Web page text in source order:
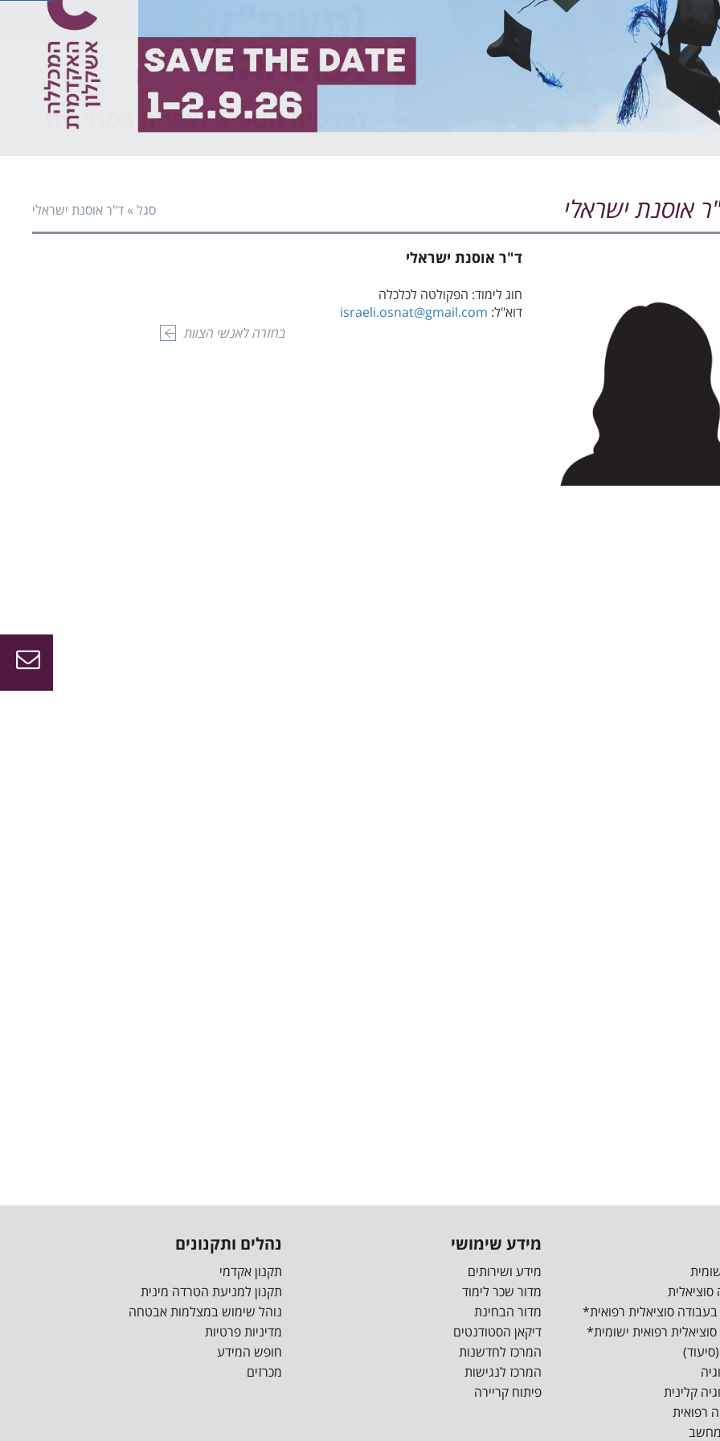
אוסנת ישראלי סגל» ד"ר אוסנת ישראלי
ד"ר אוסנת ישראלי
חוג לימוד: הפקולטה לכלכלה
דוא"ל: israeli.osnat@gmail.com
בחזרה לאנשי הצוות
מידע שימושי
מידע ושירותים
מדור שכר לימוד
מדור הבחינת
דיקאן הסטודנטים
המרכז לחדשנות
המרכז לנגישות
פיתוח קריירה
נהלים ותקנונים
תקנון אקדמי
תקנון למניעת הטרדה מינית
נוהל שימוש במצלמות אבטחה
מדיניות פרטיות
חופש המידע
מכרזים